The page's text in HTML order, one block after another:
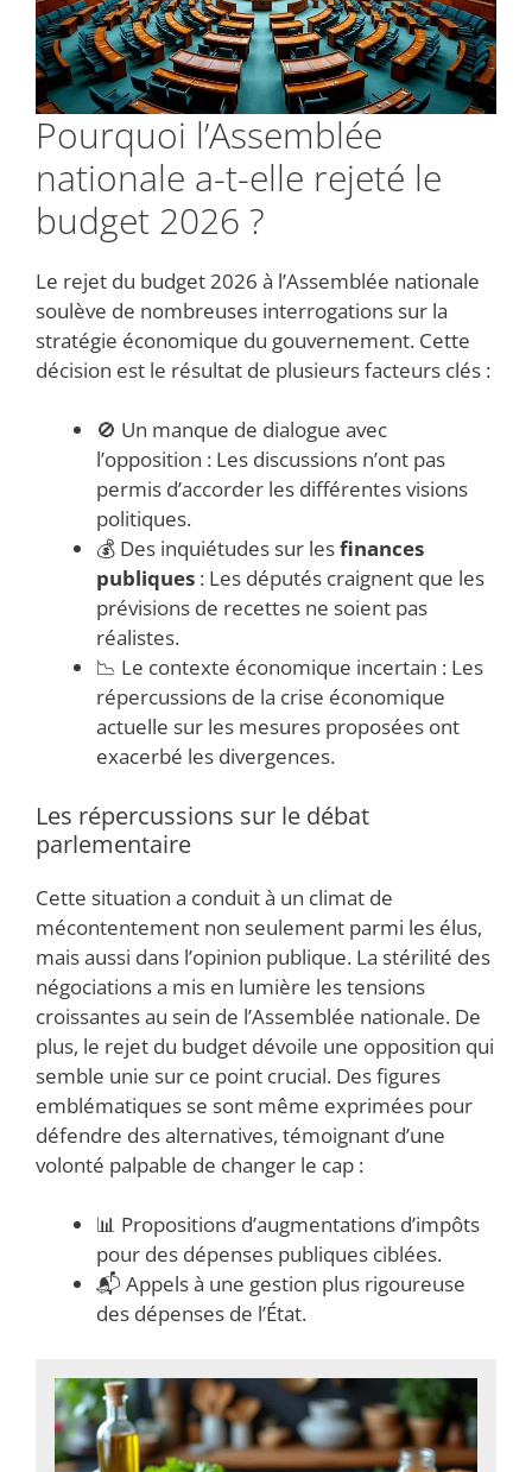
Pourquoi l’Assemblée
nationale a-t-elle rejeté le
budget 2026 ?
Le rejet du budget 2026 à l’Assemblée nationale
soulève de nombreuses interrogations sur la
stratégie économique du gouvernement. Cette
décision est le résultat de plusieurs facteurs clés :
🚫 Un manque de dialogue avec
l’opposition : Les discussions n’ont pas
permis d’accorder les différentes visions
politiques.
💰 Des inquiétudes sur lesfinances
publiques : Les députés craignent que les
prévisions de recettes ne soient pas
réalistes.
📉 Le contexte économique incertain : Les
répercussions de la crise économique
actuelle sur les mesures proposées ont
exacerbé les divergences.
Les répercussions sur le débat
parlementaire
Cette situation a conduit à un climat de
mécontentement non seulement parmi les élus,
mais aussi dans l’opinion publique. La stérilité des
négociations a mis en lumière les tensions
croissantes au sein de l’Assemblée nationale. De
plus, le rejet du budget dévoile une opposition qui
semble unie sur ce point crucial. Des figures
emblématiques se sont même exprimées pour
défendre des alternatives, témoignant d’une
volonté palpable de changer le cap :
📊 Propositions d’augmentations d’impôts
pour des dépenses publiques ciblées.
📬 Appels à une gestion plus rigoureuse
des dépenses de l’État.